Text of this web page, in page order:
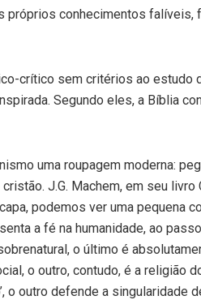
próprios conhecimentos falíveis,
crítico sem critérios ao estudo
Segundo eles, a Bíblia
uma roupagem moderna:
J.G. Machem, em seu livro
podemos ver uma pequena
a fé na humanidade, ao
o último é
o outro, contudo, é a religião
o outro defende a singularidade